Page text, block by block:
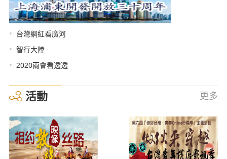
• 台灣網紅看廣河
• 智行大陸
• 2020兩會看透透
活動 更多